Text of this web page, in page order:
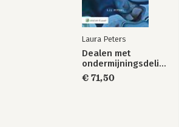
Kansen bieden,
kansen pakken
Laura Peters
Dealen met
ondermijningsdelicten
€ 71,50